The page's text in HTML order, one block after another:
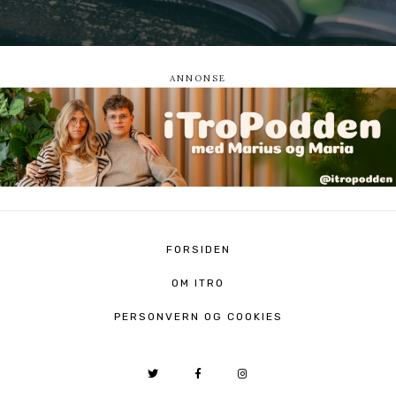
FORSIDEN
OM ITRO
PERSONVERN OG COOKIES